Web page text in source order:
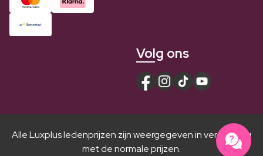
Volg ons
Alle Luxplus ledenprijzen zijn weergegeven in vergelijking
met de normale prijzen.